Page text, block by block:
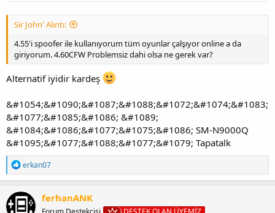
Sir John' Alıntı:
4.55'i spoofer ile kullanıyorum tüm oyunlar çalşıyor online a da
giriyorum. 4.60CFW Problemsiz dahi olsa ne gerek var?
Alternatif iyidir kardeş
&#1054;&#1090;&#1087;&#1088;&#1072;&#1074;&#1083;
&#1077;&#1085;&#1086; &#1089;
&#1084;&#1086;&#1077;&#1075;&#1086; SM-N9000Q
&#1095;&#1077;&#1088;&#1077;&#1079; Tapatalk
T
e
p
k
i
erkan07
ferhanANK